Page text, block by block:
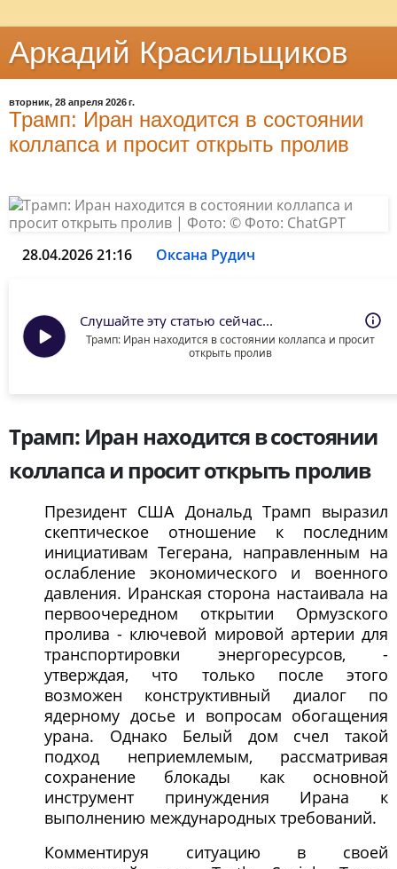
Аркадий Красильщиков
вторник, 28 апреля 2026 г.
Трамп: Иран находится в состоянии
коллапса и просит открыть пролив
28.04.2026 21:16 Оксана Рудич
Слушайте эту статью сейчас...
Трамп: Иран находится в состоянии коллапса и просит
открыть пролив
Трамп: Иран находится в состоянии
коллапса и просит открыть пролив
Президент США Дональд Трамп выразил
скептическое отношение к последним
инициативам Тегерана, направленным на
ослабление экономического и военного
давления. Иранская сторона настаивала на
первоочередном открытии Ормузского
пролива - ключевой мировой артерии для
транспортировки энергоресурсов, -
утверждая, что только после этого
возможен конструктивный диалог по
ядерному досье и вопросам обогащения
урана. Однако Белый дом счел такой
подход неприемлемым, рассматривая
сохранение блокады как основной
инструмент принуждения Ирана к
выполнению международных требований.
Комментируя ситуацию в своей